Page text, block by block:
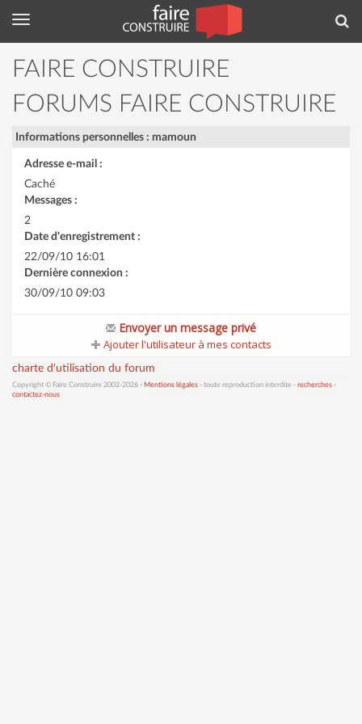
Menu
FAIRE CONSTRUIRE
FORUMS FAIRE CONSTRUIRE
Informations personnelles : mamoun
Adresse e-mail :
Caché
Messages :
2
Date d'enregistrement :
22/09/10 16:01
Dernière connexion :
30/09/10 09:03
Envoyer un message privé
Ajouter l'utilisateur à mes contacts
charte d'utilisation du forum
Copyright © Faire Construire 2002-2026 - Mentions légales - toute reproduction interdite - recherches -
contactez-nous